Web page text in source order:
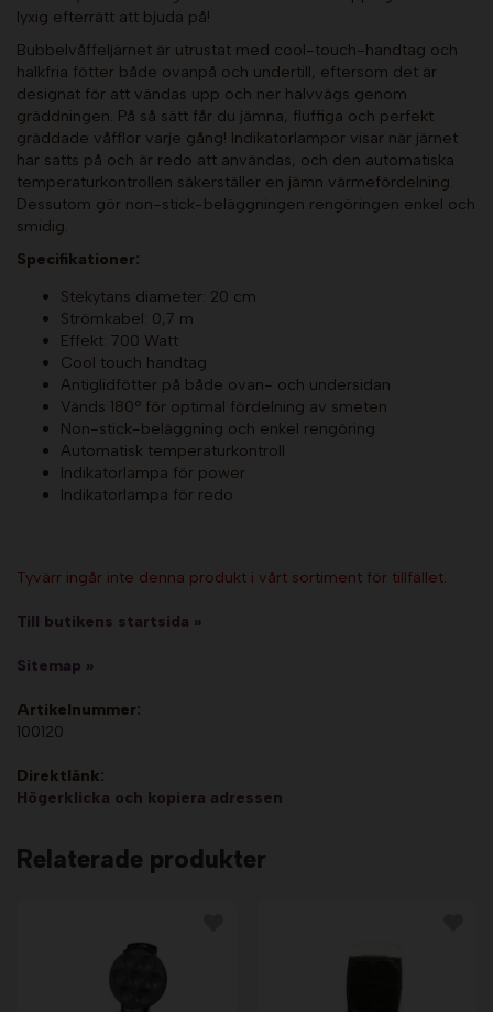
lyxig efterrätt att bjuda på!
Bubbelvåffeljärnet är utrustat med cool-touch-handtag och
halkfria fötter både ovanpå och undertill, eftersom det är
designat för att vändas upp och ner halvvägs genom
gräddningen. På så sätt får du jämna, fluffiga och perfekt
gräddade våfflor varje gång! Indikatorlampor visar när järnet
har satts på och är redo att användas, och den automatiska
temperaturkontrollen säkerställer en jämn värmefördelning.
Dessutom gör non-stick-beläggningen rengöringen enkel och
smidig.
Specifikationer:
Stekytans diameter: 20 cm
Strömkabel: 0,7 m
Effekt: 700 Watt
Cool touch handtag
Antiglidfötter på både ovan- och undersidan
Vänds 180° för optimal fördelning av smeten
Non-stick-beläggning och enkel rengöring
Automatisk temperaturkontroll
Indikatorlampa för power
Indikatorlampa för redo
Tyvärr ingår inte denna produkt i vårt sortiment för tillfället.
Till butikens startsida »
Sitemap »
Artikelnummer:
100120
Direktlänk:
Högerklicka och kopiera adressen
Relaterade produkter